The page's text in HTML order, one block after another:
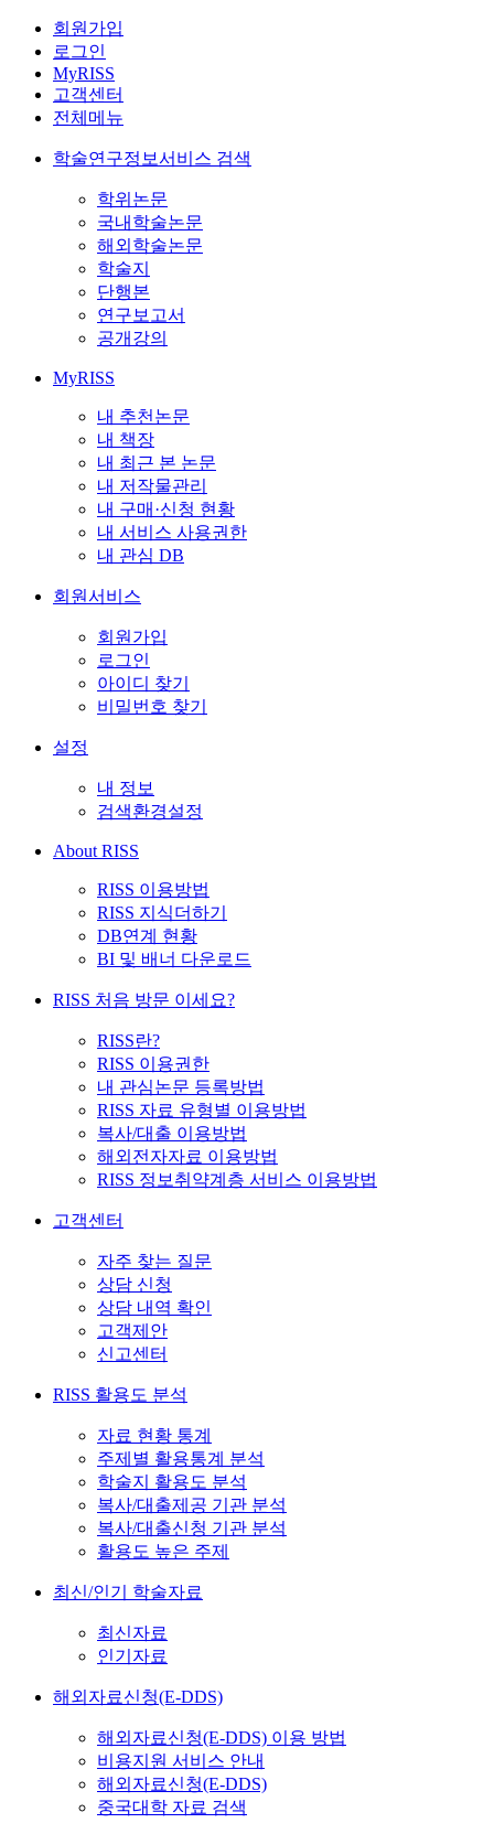
회원가입
로그인
MyRISS
고객센터
전체메뉴
학술연구정보서비스 검색
학위논문
국내학술논문
해외학술논문
학술지
단행본
연구보고서
공개강의
MyRISS
내 추천논문
내 책장
내 최근 본 논문
내 저작물관리
내 구매·신청 현황
내 서비스 사용권한
내 관심 DB
회원서비스
회원가입
로그인
아이디 찾기
비밀번호 찾기
설정
내 정보
검색환경설정
About RISS
RISS 이용방법
RISS 지식더하기
DB연계 현황
BI 및 배너 다운로드
RISS 처음 방문 이세요?
RISS란?
RISS 이용권한
내 관심논문 등록방법
RISS 자료 유형별 이용방법
복사/대출 이용방법
해외전자자료 이용방법
RISS 정보취약계층 서비스 이용방법
고객센터
자주 찾는 질문
상담 신청
상담 내역 확인
고객제안
신고센터
RISS 활용도 분석
자료 현황 통계
주제별 활용통계 분석
학술지 활용도 분석
복사/대출제공 기관 분석
복사/대출신청 기관 분석
활용도 높은 주제
최신/인기 학술자료
최신자료
인기자료
해외자료신청(E-DDS)
해외자료신청(E-DDS) 이용 방법
비용지원 서비스 안내
해외자료신청(E-DDS)
중국대학 자료 검색